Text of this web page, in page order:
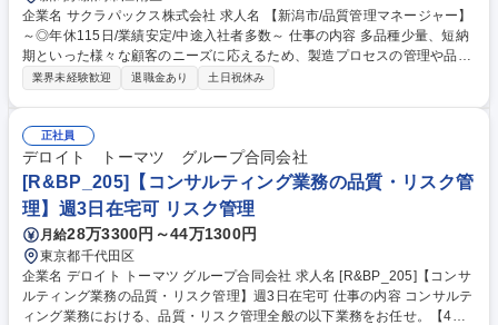
企業名 サクラパックス株式会社 求人名 【新潟市/品質管理マネージャー】
～◎年休115日/業績安定/中途入社者多数～ 仕事の内容 多品種少量、短納
期といった様々な顧客のニーズに応えるため、製造プロセスの管理や品質
改善を通じて、お客様に最高の製品を届けることが当面の課題です。具体
析・改善: 万が一、品質不良が発生した際には、原因を特定し、再発防止
策を立案・実行■お客様対応: 品質に関するお問い合わせに対応し、お客様
からの信頼を守ります。■各部署との連携: 営業、生産、物流部門と連携
し、品質に関する業務調整を行います。■マネジメント(部下育成、能力開
発支援、スキル管理) 募集職種 【新潟市/品質管理マネージャー】～◎年休
115日/業績安定/中途入社者多数～
業界未経験歓迎 退職金あり 土日祝休み
正社員
デロイト トーマツ グループ合同会社
[R&BP_205]【コンサルティング業務の品質・リスク管
理】週3日在宅可 リスク管理
月給28万3300円～44万1300円
東京都千代田区
企業名 デロイト トーマツ グループ合同会社 求人名 [R&BP_205]【コンサ
ルティング業務の品質・リスク管理】週3日在宅可 仕事の内容 コンサルテ
ィング業務における、品質・リスク管理全般の以下業務をお任せ。【4